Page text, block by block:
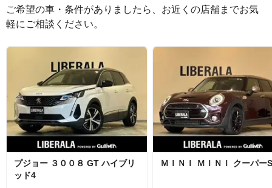
絵文字は投稿時に削除します 0文字/140文字
Captcha
ご希望の車・条件がありましたら、お近くの店舗までお気
軽にご相談ください。
プジョー ３００８ GT ハイブリ
ッド4
ＭＩＮＩ ＭＩＮＩ クーパー